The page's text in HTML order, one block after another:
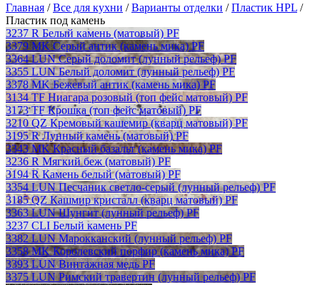
Главная /Все для кухни /Варианты отделки /Пластик HPL /
Пластик под камень
3237 R Белый камень (матовый) PF
3379 MK Серый антик (камень мика) PF
3364 LUN Серый доломит (лунный рельеф) PF
3355 LUN Белый доломит (лунный рельеф) PF
3378 MK Бежевый антик (камень мика) PF
3134 TF Ниагара розовый (топ фейс матовый) PF
3173 TF Крошка (топ фейс матовый) PF
3210 QZ Кремовый кашемир (кварц матовый) PF
3195 R Лунный камень (матовый) PF
3343 MK Красный базальт (камень мика) PF
3236 R Мягкий беж (матовый) PF
3194 R Камень белый (матовый) PF
3354 LUN Песчаник светло-серый (лунный рельеф) PF
3185 QZ Кашмир кристалл (кварц матовый) PF
3363 LUN Шунгит (лунный рельеф) PF
3237 CLI Белый камень PF
3382 LUN Марокканский (лунный рельеф) PF
3358 MK Королевский порфир (камень мика) PF
3393 LUN Винтажная медь PF
3375 LUN Римский травертин (лунный рельеф) PF